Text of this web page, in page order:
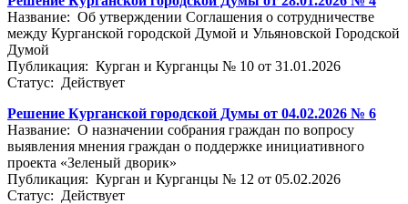
Название: Об утверждении Соглашения о сотрудничестве
между Курганской городской Думой и Ульяновской Городской
Думой
Публикация: Курган и Курганцы № 10 от 31.01.2026
Статус: Действует
Решение Курганской городской Думы от 04.02.2026 № 6
Название: О назначении собрания граждан по вопросу
выявления мнения граждан о поддержке инициативного
проекта «Зеленый дворик»
Публикация: Курган и Курганцы № 12 от 05.02.2026
Статус: Действует